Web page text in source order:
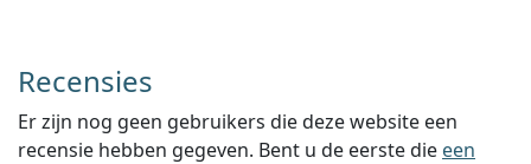
Recensies
Er zijn nog geen gebruikers die deze website een
recensie hebben gegeven. Bent u de eerste die een